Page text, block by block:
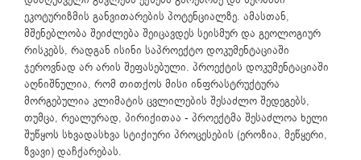
ეკოტურიზმის განვითარების პოტენციალზე. ამასთან,
მშენებლობა შეიძლება შეიცავდეს სეისმურ და გეოლოგიურ
რისკებს, რადგან ისინი საპროექტო დოკუმენტაციაში
ჯეროვნად არ არის შეფასებული. პროექტის დოკუმენტაციაში
აღნიშნულია, რომ თითქოს მისი ინფრასტრუქტურა
მორგებულია კლიმატის ცვლილების შესაძლო შედეგებს,
თუმცა, რეალურად, პირიქითაა - პროექტმა შესაძლოა ხელი
შუწყოს სხვადასხვა სტიქიური პროცესების (ეროზია, მეწყერი,
ზვავი) დაჩქარებას.